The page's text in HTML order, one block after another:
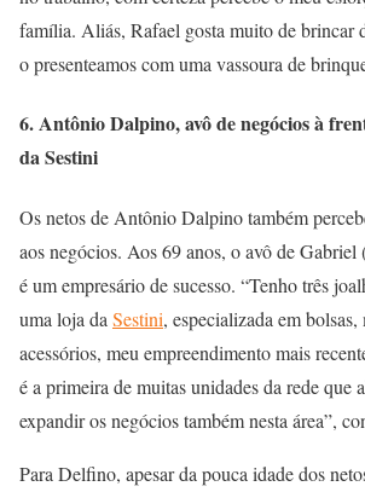
família. Aliás, Rafael gosta muito de brincar
o presenteamos com uma vassoura de
6. Antônio Dalpino, avô de negócios à
da Sestini
Os netos de Antônio Dalpino também
aos negócios. Aos 69 anos, o avô de
é um empresário de sucesso. “Tenho três
uma loja da Sestini, especializada em
acessórios, meu empreendimento mais
é a primeira de muitas unidades da rede que
expandir os negócios também nesta área”,
Para Delfino, apesar da pouca idade dos